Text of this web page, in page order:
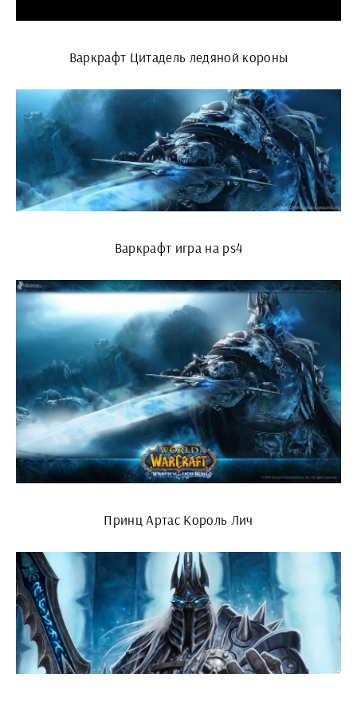
Варкрафт Цитадель ледяной короны
Варкрафт игра на ps4
Принц Артас Король Лич